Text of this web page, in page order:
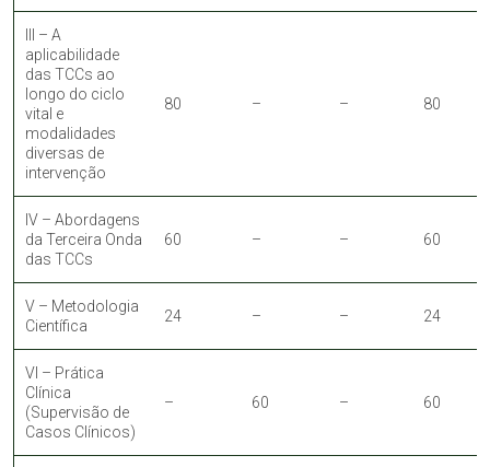
III – A
aplicabilidade
das TCCs ao
longo do ciclo
vital e
modalidades
diversas de
intervenção
80 – – 80
IV – Abordagens
da Terceira Onda
das TCCs
60 – – 60
V – Metodologia
Científica
24 – – 24
VI – Prática
Clínica
(Supervisão de
Casos Clínicos)
– 60 – 60